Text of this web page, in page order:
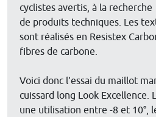
cyclistes avertis, à la recherche
de produits techniques. Les
sont réalisés en Resistex
fibres de carbone.
Voici donc l'essai du maillot
cuissard long Look Excellence.
une utilisation entre -8 et 10°,